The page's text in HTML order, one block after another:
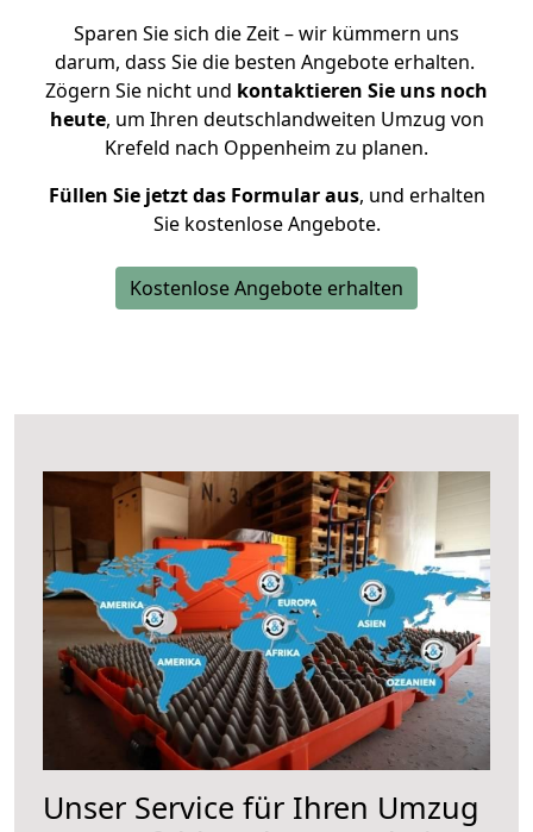
Sparen Sie sich die Zeit – wir kümmern uns
darum, dass Sie die besten Angebote erhalten.
Zögern Sie nicht und kontaktieren Sie uns noch
heute, um Ihren deutschlandweiten Umzug von
Krefeld nach Oppenheim zu planen.
Füllen Sie jetzt das Formular aus, und erhalten
Sie kostenlose Angebote.
Kostenlose Angebote erhalten
Unser Service für Ihren Umzug